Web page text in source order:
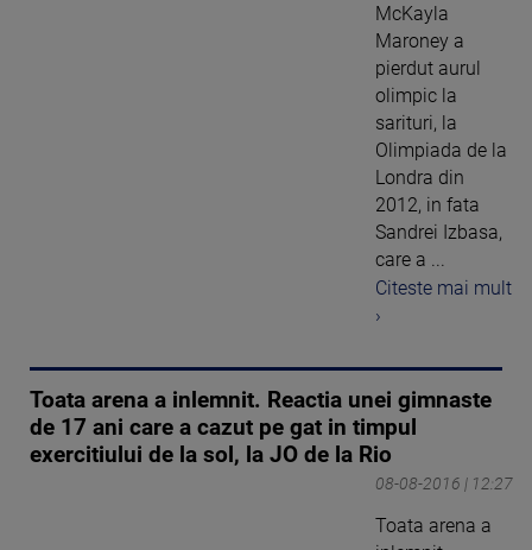
McKayla
Maroney a
pierdut aurul
olimpic la
sarituri, la
Olimpiada de la
Londra din
2012, in fata
Sandrei Izbasa,
care a ...
Citeste mai mult
›
Toata arena a inlemnit. Reactia unei gimnaste
de 17 ani care a cazut pe gat in timpul
exercitiului de la sol, la JO de la Rio
08-08-2016 | 12:27
Toata arena a